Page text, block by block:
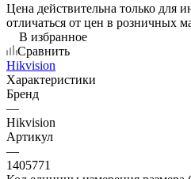
Цена действительна только для
отличаться от цен в розничных
В избранное
Сравнить
Hikvision
Характеристики
Бренд
—
Hikvision
Артикул
—
1405771